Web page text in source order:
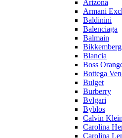
Arizona
Armani
Baldinini
Balenciaga
Balmain
Blancia
Boss
Bottega
Bulget
Burberry
Bvlgari
Byblos
Calvin Klein
Carolina
Carolina